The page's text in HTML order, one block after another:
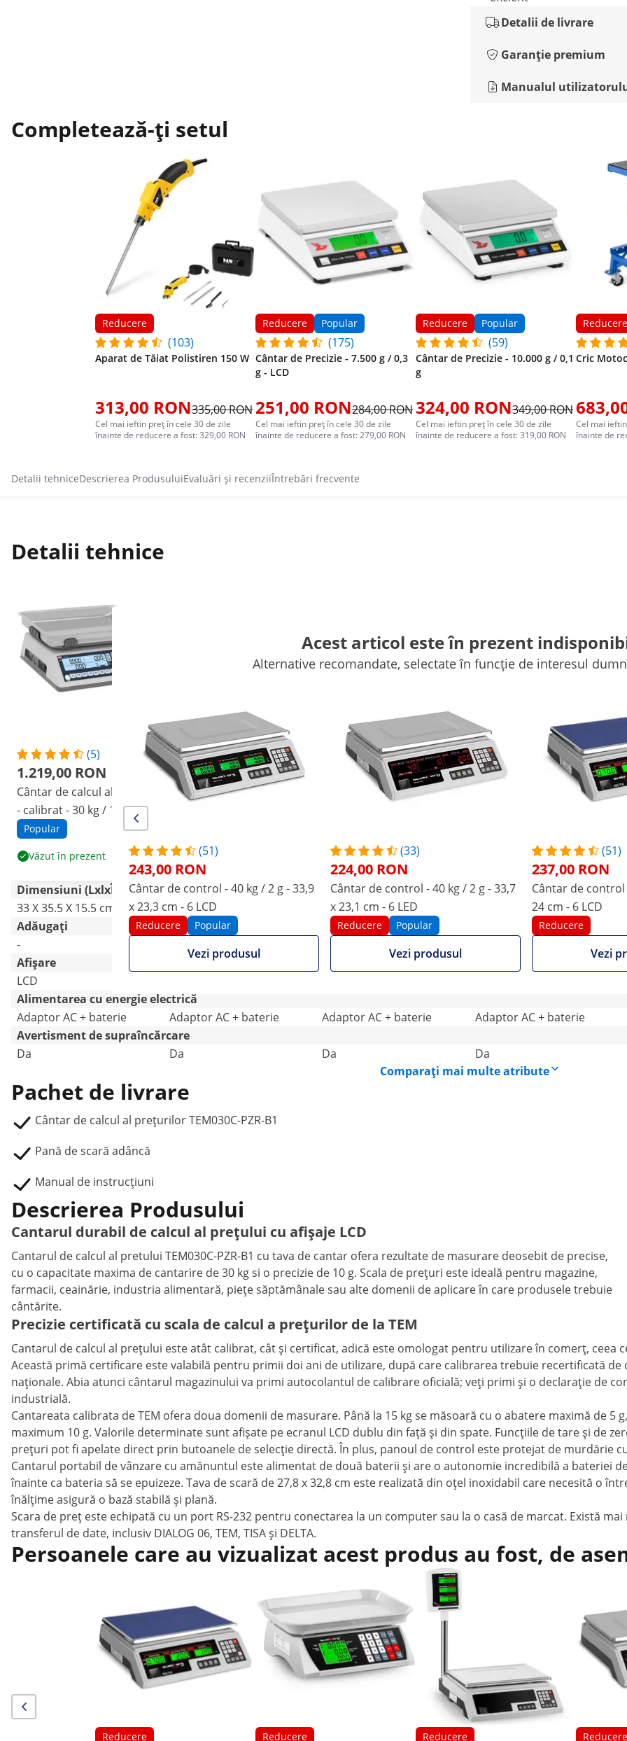
Detalii de livrare
Garanție premium
Manualul
Completează-ți setul
Reducere
(103)
Aparat de Tăiat Polistiren 150 W
313,00 RON335,00 RON
Cel mai ieftin preț în cele 30 de zile
înainte de reducere a fost: 329,00 RON
Reducere Popular
(175)
Cântar de Precizie - 7.500 g / 0,3
g - LCD
251,00 RON284,00 RON
Cel mai ieftin preț în cele 30 de zile
înainte de reducere a fost: 279,00 RON
Reducere Popular
(59)
Cântar de Precizie - 10.000 g / 0,1
g
324,00 RON349,00 RON
Cel mai ieftin preț în cele 30 de zile
înainte de reducere a fost: 319,00 RON
Reducere
Cric
Cel mai
înainte de
Detalii tehniceDescrierea ProdusuluiEvaluări și recenziiÎntrebări frecvente
Detalii tehnice
(5)
1.219,00 RON
Cântar de calcul al pretului
- calibrat - 30 kg / 10 g -
27,8 x 32,8 cm - baterie
Popular
Văzut în prezent
(51)
243,00 RON
Cântar de control - 40 kg /
Vezi produsul
(33)
224,00 RON
Cântar de control - 40 kg /
Vezi produsul
(51)
237,00 RON
Cântar de control - 35 kg /
Vezi produsul
Dimensiuni (LxlxÎ)
33 X 35.5 X 15.5 cm
34.5 X 33 X 11.5 cm 34.3 X 33 X 12 cm 11.4 X 33.2 X 34.2 cm
Adăugați
-
Afișare
LCD
Alimentarea cu energie electrică
Adaptor AC + baterie
Adaptor AC + baterie Adaptor AC + baterie Adaptor AC + baterie
Avertisment de supraîncărcare
Da
Da Da Da
Comparați mai multe atribute
Pachet de livrare
Cântar de calcul al prețurilor TEM030C-PZR-B1
Pană de scară adâncă
Manual de instrucțiuni
Acest articol este în prezent
Alternative recomandate, selectate în funcție de interesul
(51)
243,00 RON
Cântar de control - 40 kg / 2 g - 33,9
x 23,3 cm - 6 LCD
Reducere Popular
Vezi produsul
(33)
224,00 RON
Cântar de control - 40 kg / 2 g - 33,7
x 23,1 cm - 6 LED
Reducere Popular
Vezi produsul
(51)
237,00 RON
Cântar de control
24 cm - 6 LCD
Reducere
Vezi
Descrierea Produsului
Cantarul durabil de calcul al prețului cu afișaje LCD
Cantarul de calcul al pretului TEM030C-PZR-B1 cu tava de cantar ofera rezultate de masurare deosebit de precise,
cu o capacitate maxima de cantarire de 30 kg si o precizie de 10 g. Scala de prețuri este ideală pentru magazine,
farmacii, ceainărie, industria alimentară, piețe săptămânale sau alte domenii de aplicare în care produsele trebuie
cântărite.
Precizie certificată cu scala de calcul a prețurilor de la TEM
Cantarul de calcul al prețului este atât calibrat, cât și certificat, adică este omologat pentru utilizare în comerț, ceea
Această primă certificare este valabilă pentru primii doi ani de utilizare, după care calibrarea trebuie recertificată
naționale. Abia atunci cântarul magazinului va primi autocolantul de calibrare oficială; veți primi și o declarație de
industrială.
Cantareata calibrata de TEM ofera doua domenii de masurare. Până la 15 kg se măsoară cu o abatere maximă de
maximum 10 g. Valorile determinate sunt afișate pe ecranul LCD dublu din față și din spate. Funcțiile de tare și de
prețuri pot fi apelate direct prin butoanele de selecție directă. În plus, panoul de control este protejat de murdărie
Cantarul portabil de vânzare cu amănuntul este alimentat de două baterii și are o autonomie incredibilă a bateriei
înainte ca bateria să se epuizeze. Tava de scară de 27,8 x 32,8 cm este realizată din oțel inoxidabil care necesită o
înălțime asigură o bază stabilă și plană.
Scara de preț este echipată cu un port RS-232 pentru conectarea la un computer sau la o casă de marcat. Există
transferul de date, inclusiv DIALOG 06, TEM, TISA și DELTA.
Persoanele care au vizualizat acest produs au fost, de
Reducere Reducere Reducere Reducere